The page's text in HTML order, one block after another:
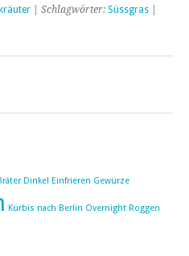
| Schlagwörter: Süssgras
Dinkel Einfrieren Gewürze
Kürbis nach Berlin Overnight Roggen